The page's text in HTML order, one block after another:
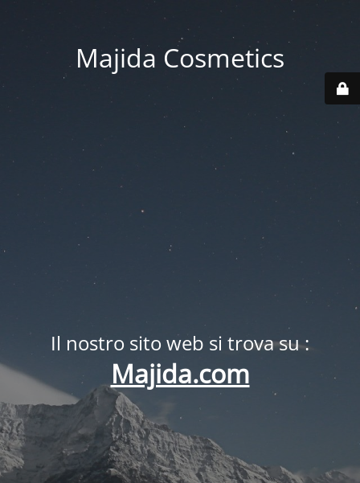
Majida Cosmetics
Il nostro sito web si trova su :
Majida.com